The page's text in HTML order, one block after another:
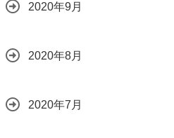
2020年9月
2020年8月
2020年7月